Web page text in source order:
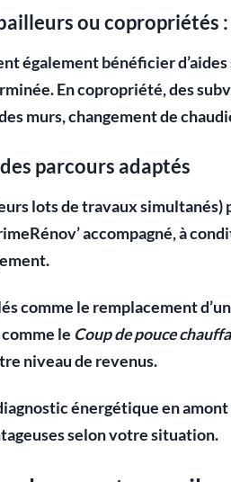
ou copropriétés
également bénéficier d’aides
En copropriété, des
murs, changement de
parcours adaptés
lots de travaux simultanés)
accompagné, à
comme le remplacement
le Coup de pouce
niveau de revenus.
énergétiqueen
selon votre situation.